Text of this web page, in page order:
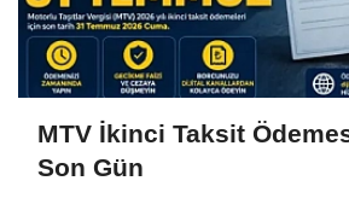
MTV İkinci Taksit
Son Gün